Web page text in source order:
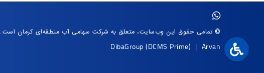
© تمامی حقوق این وب‌سایت، متعلق به شرکت سهامی آب منطقه‌ای کرمان است.
DibaGroup (DCMS Prime) | Arvan